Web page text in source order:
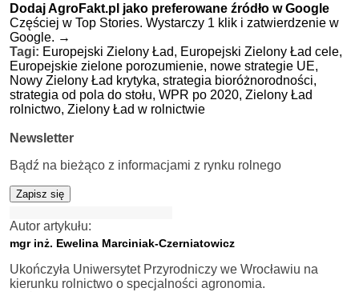
Dodaj AgroFakt.pl jako preferowane źródło w Google
Częściej w Top Stories. Wystarczy 1 klik i zatwierdzenie w
Google. →
Tagi: Europejski Zielony Ład, Europejski Zielony Ład cele,
Europejskie zielone porozumienie, nowe strategie UE,
Nowy Zielony Ład krytyka, strategia bioróżnorodności,
strategia od pola do stołu, WPR po 2020, Zielony Ład
rolnictwo, Zielony Ład w rolnictwie
Newsletter
Bądź na bieżąco z informacjami z rynku rolnego
Zapisz się
Autor artykułu:
mgr inż. Ewelina Marciniak-Czerniatowicz
Ukończyła Uniwersytet Przyrodniczy we Wrocławiu na
kierunku rolnictwo o specjalności agronomia.